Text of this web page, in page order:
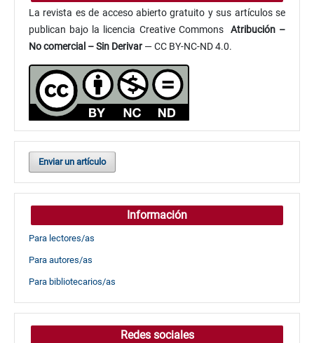
La revista es de acceso abierto gratuito y sus artículos se
publican bajo la licencia Creative Commons
Atribución–
No comercial – Sin Derivar — CC BY-NC-ND 4.0.
Enviar un artículo
Información
Para lectores/as
Para autores/as
Para bibliotecarios/as
Redes sociales